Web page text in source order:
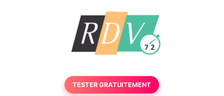
TESTER GRATUITEMENT